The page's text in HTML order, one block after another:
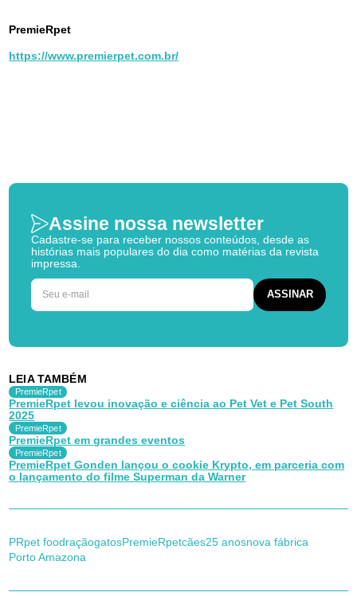
PremieRpet
https://www.premierpet.com.br/
Assine nossa newsletter
Cadastre-se para receber nossos conteúdos, desde as
histórias mais populares do dia como matérias da revista
impressa.
LEIA TAMBÉM
PremieRpet
PremieRpet levou inovação e ciência ao Pet Vet e Pet South
2025
PremieRpet
PremieRpet em grandes eventos
PremieRpet
PremieRpet Gonden lançou o cookie Krypto, em parceria com
o lançamento do filme Superman da Warner
PRpet food raçãogatosPremieRpetcães25 anosnova fábrica
Porto Amazona